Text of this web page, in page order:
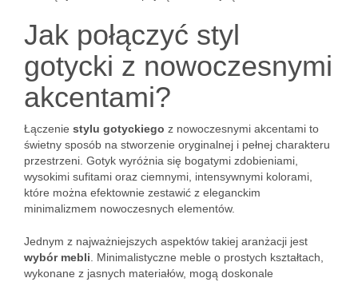
Jak połączyć styl
gotycki z nowoczesnymi
akcentami?
Łączenie stylu gotyckiego z nowoczesnymi akcentami to
świetny sposób na stworzenie oryginalnej i pełnej charakteru
przestrzeni. Gotyk wyróżnia się bogatymi zdobieniami,
wysokimi sufitami oraz ciemnymi, intensywnymi kolorami,
które można efektownie zestawić z eleganckim
minimalizmem nowoczesnych elementów.
Jednym z najważniejszych aspektów takiej aranżacji jest
wybór mebli . Minimalistyczne meble o prostych kształtach,
wykonane z jasnych materiałów, mogą doskonale